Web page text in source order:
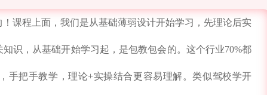
课程上面，我们是从基础薄弱设计开始学习，先理论后实
识，从基础开始学习起，是包教包会的。这个行业70%都
手把手教学，理论+实操结合更容易理解。类似驾校学开